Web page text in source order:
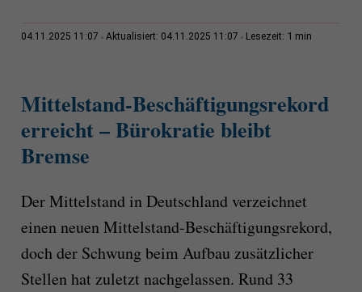
04.11.2025 11:07 Aktualisiert: 04.11.2025 11:07 Lesezeit: 1 min
Mittelstand-Beschäftigungsrekord
erreicht – Bürokratie bleibt
Bremse
Der Mittelstand in Deutschland verzeichnet
einen neuen Mittelstand-Beschäftigungsrekord,
doch der Schwung beim Aufbau zusätzlicher
Stellen hat zuletzt nachgelassen. Rund 33